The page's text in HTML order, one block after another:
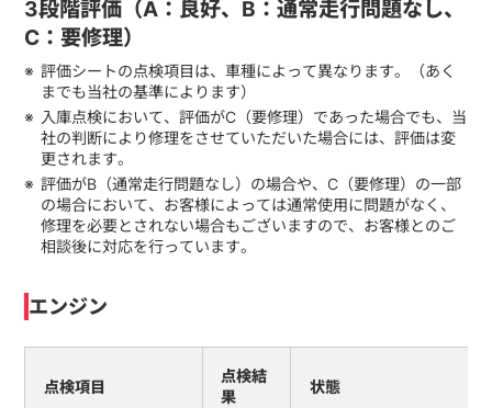
3段階評価（A：良好、B：通常走行問題なし、
C：要修理）
評価シートの点検項目は、車種によって異なります。（あく
までも当社の基準によります）
入庫点検において、評価がC（要修理）であった場合でも、当
社の判断により修理をさせていただいた場合には、評価は変
更されます。
評価がB（通常走行問題なし）の場合や、C（要修理）の一部
の場合において、お客様によっては通常使用に問題がなく、
修理を必要とされない場合もございますので、お客様とのご
相談後に対応を行っています。
エンジン
点検項目
点検結
果
状態